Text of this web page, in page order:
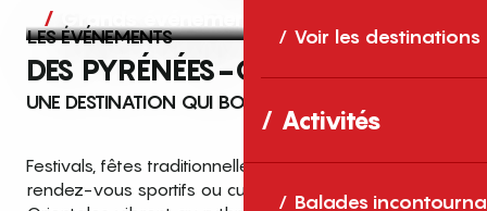
Voir les destinations
Activités
Balades
Grands événements
LES ÉVÉNEMENTS
DES PYRÉNÉES-ORIENTALES
UNE DESTINATION QUI BOUGE TOUTE L’ANNÉE
Festivals, fêtes traditionnelles, concerts, expositions,
rendez-vous sportifs ou culturels… les Pyrénées-